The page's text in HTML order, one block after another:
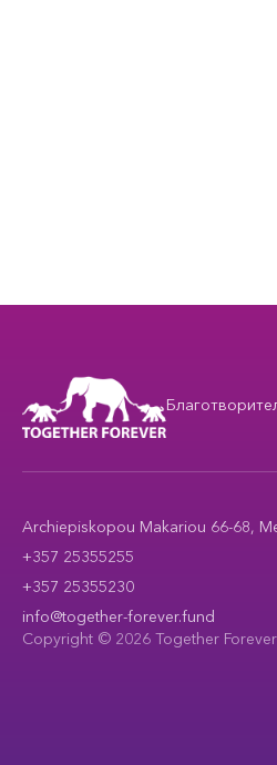
Archiepiskopou Makariou 66-68,
+357 25355255
+357 25355230
info@together-forever.fund
Copyright © 2026 Together Forever